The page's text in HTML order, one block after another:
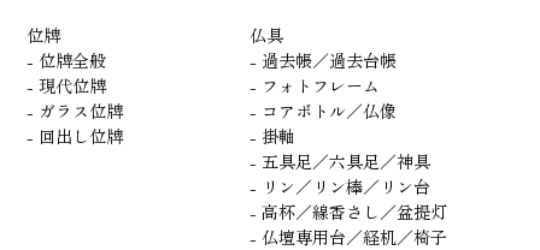
位牌
- 位牌全般
- 現代位牌
- ガラス位牌
- 回出し位牌
仏具
- 過去帳／過去台帳
- フォトフレーム
- コアボトル／仏像
- 掛軸
- 五具足／六具足／神具
- リン／リン棒／リン台
- 高杯／線香さし／盆提灯
- 仏壇専用台／経机／椅子